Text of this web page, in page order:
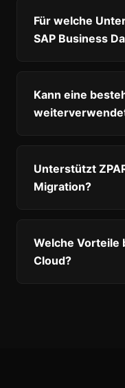
Für welche
SAP Business
Kann eine
Unterstützt
Migration?
Welche Vorteile
Cloud?